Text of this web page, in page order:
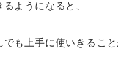
ようになると、
も上手に使いきること